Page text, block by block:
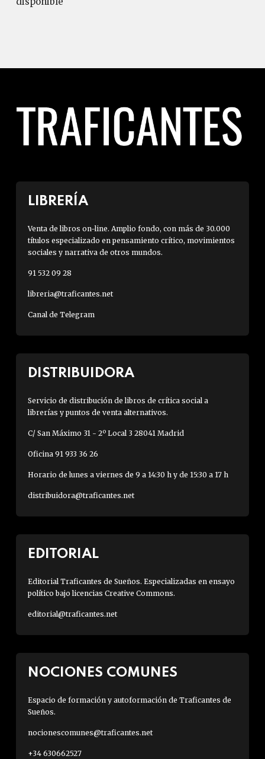
LIBRERÍA
Venta de libros on-line. Amplio fondo, con más de 30.000
títulos especializado en pensamiento crítico, movimientos
sociales y narrativa de otros mundos.
91 532 09 28
libreria@traficantes.net
Canal de Telegram
DISTRIBUIDORA
Servicio de distribución de libros de crítica social a
librerías y puntos de venta alternativos.
C/ San Máximo 31 - 2º Local 3 28041 Madrid
Oficina 91 933 36 26
Horario de lunes a viernes de 9 a 14:30 h y de 15:30 a 17 h
distribuidora@traficantes.net
EDITORIAL
Editorial Traficantes de Sueños. Especializadas en ensayo
político bajo licencias Creative Commons.
editorial@traficantes.net
NOCIONES COMUNES
Espacio de formación y autoformación de Traficantes de
Sueños.
nocionescomunes@traficantes.net
+34 630662527